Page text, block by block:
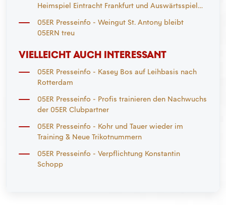
Heimspiel Eintracht Frankfurt und Auswärtsspiel
05ER Presseinfo - Weingut St. Antony bleibt
05ERN treu
VIELLEICHT AUCH INTERESSANT
05ER Presseinfo - Kasey Bos auf Leihbasis nach
Rotterdam
05ER Presseinfo - Profis trainieren den Nachwuchs
der 05ER Clubpartner
05ER Presseinfo - Kohr und Tauer wieder im
Training & Neue Trikotnummern
05ER Presseinfo - Verpflichtung Konstantin
Schopp